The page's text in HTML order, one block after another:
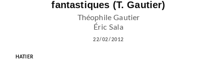
fantastiques (T. Gautier)
Théophile Gautier
Éric Sala
22/02/2012
HATIER